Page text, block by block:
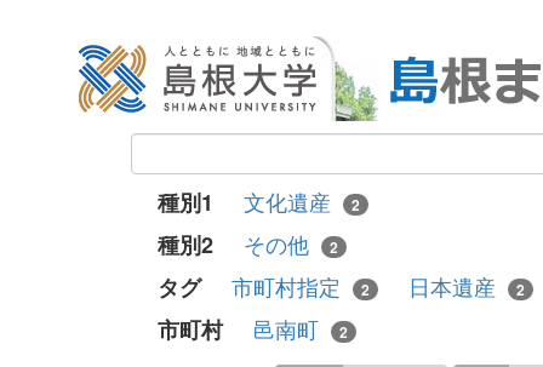
種別1 文化遺産 2
種別2 その他 2
タグ 市町村指定 2 日本遺産 2
市町村 邑南町 2